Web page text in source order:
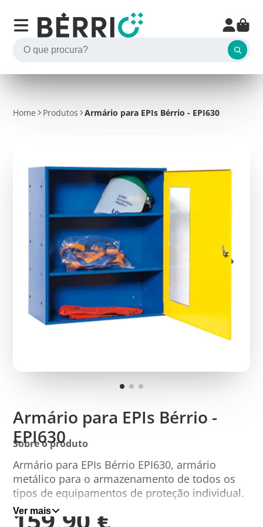
Home Produtos Armário para EPIs Bérrio - EPI630
Armário para EPIs Bérrio -
EPI630
Sobre o produto
Armário para EPIs Bérrio EPI630, armário
metálico para o armazenamento de todos os
tipos de equipamentos de proteção individual.
Este armário para EPIs Bérrio é fabricado em
Ver mais
159,90 €